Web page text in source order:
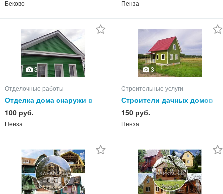
Беково Пенза
3
Отделочные работы
Отделка дома снаружи в
Пензенской обл - "короед"
/ сайдинг
100 руб.
Пенза
3
Cтроительные услуги
Строители дачных домов
и садовых домиков под
ключ
150 руб.
Пенза